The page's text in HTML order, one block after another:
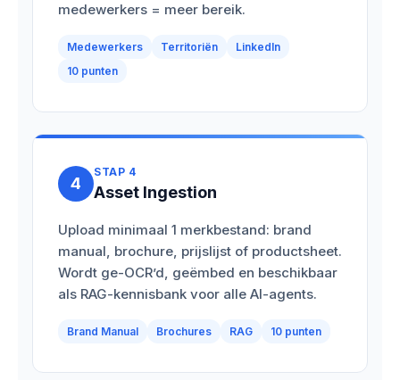
medewerkers = meer bereik.
Medewerkers Territoriën
LinkedIn
10 punten
4
STAP 4
Asset Ingestion
Upload minimaal 1 merkbestand: brand
manual, brochure, prijslijst of productsheet.
Wordt ge-OCR’d, geëmbed en beschikbaar
als RAG-kennisbank voor alle AI-agents.
Brand Manual Brochures RAG 10 punten